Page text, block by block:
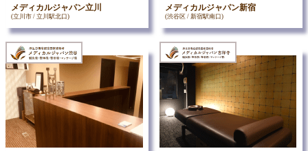
メディカルジャパン立川
(立川市 / 立川駅北口)
メディカルジャパン新宿
(渋谷区 / 新宿駅南口)